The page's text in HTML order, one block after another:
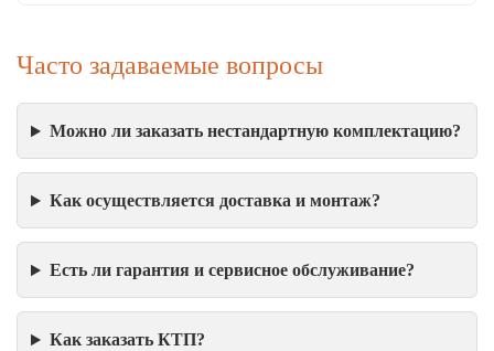
Часто задаваемые вопросы
Можно ли заказать нестандартную комплектацию?
Как осуществляется доставка и монтаж?
Есть ли гарантия и сервисное обслуживание?
Как заказать КТП?